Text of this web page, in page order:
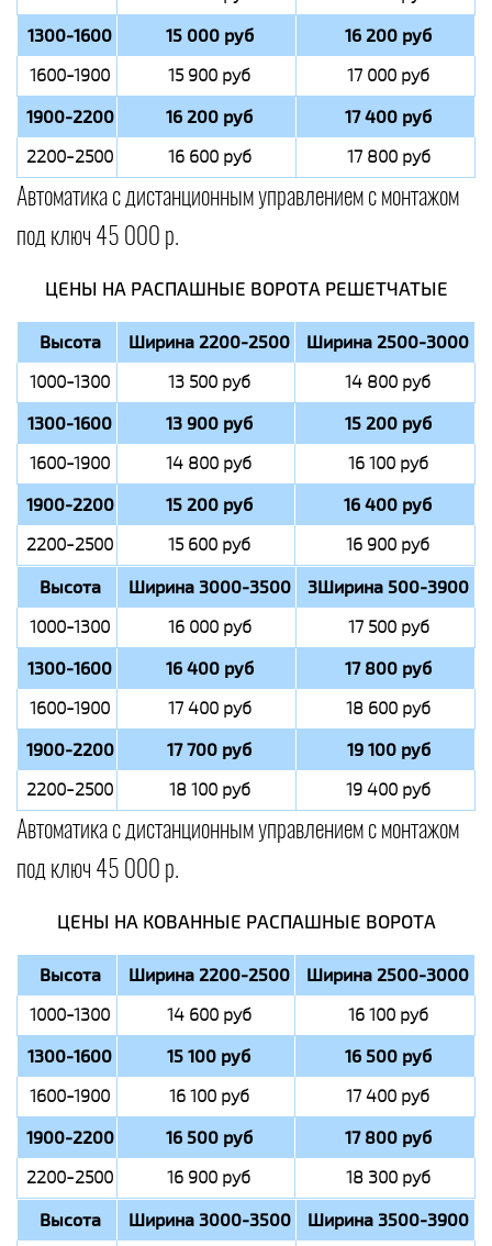
1300-1600 15 000 руб 16 200 руб
1600-1900 15 900 руб 17 000 руб
1900-2200 16 200 руб 17 400 руб
2200-2500 16 600 руб 17 800 руб
Автоматика с дистанционным управлением с монтажом
под ключ 45 000 р.
ЦЕНЫ НА РАСПАШНЫЕ ВОРОТА РЕШЕТЧАТЫЕ
Высота Ширина 2200-2500 Ширина 2500-3000
1000-1300 13 500 руб 14 800 руб
1300-1600 13 900 руб 15 200 руб
1600-1900 14 800 руб 16 100 руб
1900-2200 15 200 руб 16 400 руб
2200-2500 15 600 руб 16 900 руб
Высота Ширина 3000-3500 3Ширина 500-3900
1000-1300 16 000 руб 17 500 руб
1300-1600 16 400 руб 17 800 руб
1600-1900 17 400 руб 18 600 руб
1900-2200 17 700 руб 19 100 руб
2200-2500 18 100 руб 19 400 руб
Автоматика с дистанционным управлением с монтажом
под ключ 45 000 р.
ЦЕНЫ НА КОВАННЫЕ РАСПАШНЫЕ ВОРОТА
Высота Ширина 2200-2500 Ширина 2500-3000
1000-1300 14 600 руб 16 100 руб
1300-1600 15 100 руб 16 500 руб
1600-1900 16 100 руб 17 400 руб
1900-2200 16 500 руб 17 800 руб
2200-2500 16 900 руб 18 300 руб
Высота Ширина 3000-3500 Ширина 3500-3900